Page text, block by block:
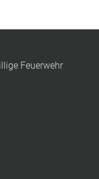
Feuerwehr